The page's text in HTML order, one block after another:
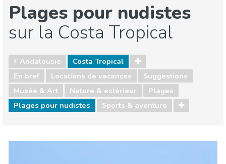
Plages pour nudistes
sur la Costa Tropical
Andalousie
Costa Tropical
En bref
Locations de vacances
Suggestions
Musée & Art
Nature & extérieur
Plages
Plages pour nudistes
Sports & aventure